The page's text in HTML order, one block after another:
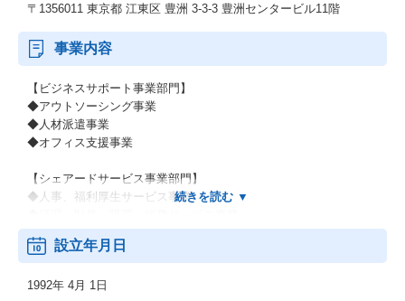
〒1356011 東京都 江東区 豊洲 3-3-3 豊洲センタービル11階
事業内容
【ビジネスサポート事業部門】
◆アウトソーシング事業
◆人材派遣事業
◆オフィス支援事業
【シェアードサービス事業部門】
◆人事、福利厚生サービス事業
その他上記に付随する事業
設立年月日
1992年 4月 1日